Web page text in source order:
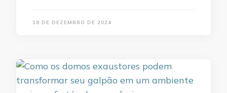
18 DE DEZEMBRO DE 2024